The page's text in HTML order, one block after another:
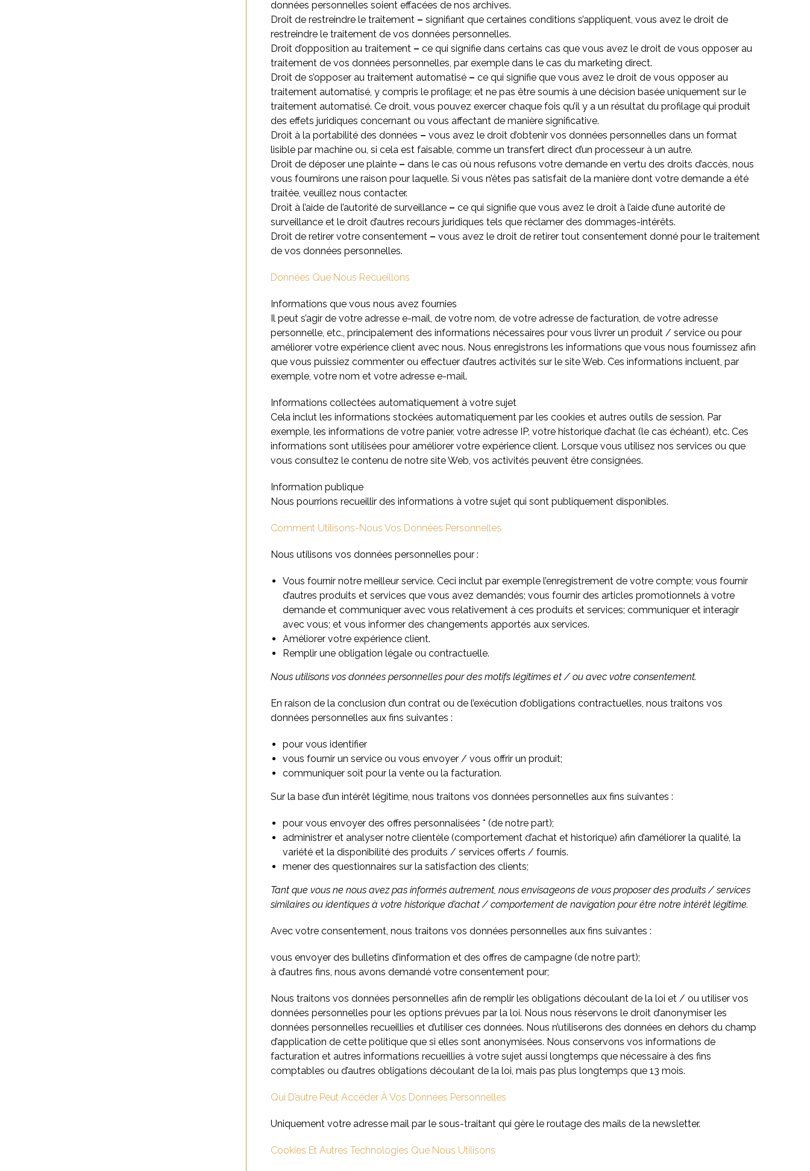
données personnelles soient effacées de nos archives.
Droit de restreindre le traitement – signifiant que certaines conditions s’appliquent, vous avez le droit de
restreindre le traitement de vos données personnelles.
Droit d’opposition au traitement – ce qui signifie dans certains cas que vous avez le droit de vous opposer au
traitement de vos données personnelles, par exemple dans le cas du marketing direct.
Droit de s’opposer au traitement automatisé – ce qui signifie que vous avez le droit de vous opposer au
traitement automatisé, y compris le profilage; et ne pas être soumis à une décision basée uniquement sur le
traitement automatisé. Ce droit, vous pouvez exercer chaque fois qu’il y a un résultat du profilage qui produit
des effets juridiques concernant ou vous affectant de manière significative.
Droit à la portabilité des données – vous avez le droit d’obtenir vos données personnelles dans un format
lisible par machine ou, si cela est faisable, comme un transfert direct d’un processeur à un autre.
Droit de déposer une plainte – dans le cas où nous refusons votre demande en vertu des droits d’accès, nous
vous fournirons une raison pour laquelle. Si vous n’êtes pas satisfait de la manière dont votre demande a été
traitée, veuillez nous contacter.
Droit à l’aide de l’autorité de surveillance – ce qui signifie que vous avez le droit à l’aide d’une autorité de
surveillance et le droit d’autres recours juridiques tels que réclamer des dommages-intérêts.
Droit de retirer votre consentement – vous avez le droit de retirer tout consentement donné pour le traitement
de vos données personnelles.
Données Que Nous Recueillons
Informations que vous nous avez fournies
Il peut s’agir de votre adresse e-mail, de votre nom, de votre adresse de facturation, de votre adresse
personnelle, etc., principalement des informations nécessaires pour vous livrer un produit / service ou pour
améliorer votre expérience client avec nous. Nous enregistrons les informations que vous nous fournissez afin
que vous puissiez commenter ou effectuer d’autres activités sur le site Web. Ces informations incluent, par
exemple, votre nom et votre adresse e-mail.
Informations collectées automatiquement à votre sujet
Cela inclut les informations stockées automatiquement par les cookies et autres outils de session. Par
exemple, les informations de votre panier, votre adresse IP, votre historique d’achat (le cas échéant), etc. Ces
informations sont utilisées pour améliorer votre expérience client. Lorsque vous utilisez nos services ou que
vous consultez le contenu de notre site Web, vos activités peuvent être consignées.
Information publique
Nous pourrions recueillir des informations à votre sujet qui sont publiquement disponibles.
Comment Utilisons-Nous Vos Données Personnelles
Nous utilisons vos données personnelles pour :
Vous fournir notre meilleur service. Ceci inclut par exemple l’enregistrement de votre compte; vous fournir
d’autres produits et services que vous avez demandés; vous fournir des articles promotionnels à votre
demande et communiquer avec vous relativement à ces produits et services; communiquer et interagir
avec vous; et vous informer des changements apportés aux services.
Améliorer votre expérience client.
Remplir une obligation légale ou contractuelle.
Nous utilisons vos données personnelles pour des motifs légitimes et / ou avec votre consentement.
En raison de la conclusion d’un contrat ou de l’exécution d’obligations contractuelles, nous traitons vos
données personnelles aux fins suivantes :
pour vous identifier
vous fournir un service ou vous envoyer / vous offrir un produit;
communiquer soit pour la vente ou la facturation.
Sur la base d’un intérêt légitime, nous traitons vos données personnelles aux fins suivantes :
pour vous envoyer des offres personnalisées * (de notre part);
administrer et analyser notre clientèle (comportement d’achat et historique) afin d’améliorer la qualité, la
variété et la disponibilité des produits / services offerts / fournis.
mener des questionnaires sur la satisfaction des clients;
Tant que vous ne nous avez pas informés autrement, nous envisageons de vous proposer des produits / services
similaires ou identiques à votre historique d’achat / comportement de navigation pour être notre intérêt légitime.
Avec votre consentement, nous traitons vos données personnelles aux fins suivantes :
vous envoyer des bulletins d’information et des offres de campagne (de notre part);
à d’autres fins, nous avons demandé votre consentement pour;
Nous traitons vos données personnelles afin de remplir les obligations découlant de la loi et / ou utiliser vos
données personnelles pour les options prévues par la loi. Nous nous réservons le droit d’anonymiser les
données personnelles recueillies et d’utiliser ces données. Nous n’utiliserons des données en dehors du champ
d’application de cette politique que si elles sont anonymisées. Nous conservons vos informations de
facturation et autres informations recueillies à votre sujet aussi longtemps que nécessaire à des fins
comptables ou d’autres obligations découlant de la loi, mais pas plus longtemps que 13 mois.
Qui D’autre Peut Accéder À Vos Données Personnelles
Uniquement votre adresse mail par le sous-traitant qui gère le routage des mails de la newsletter.
Cookies Et Autres Technologies Que Nous Utilisons